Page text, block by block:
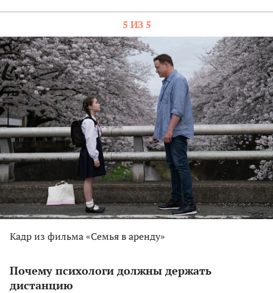
5 ИЗ 5
Кадр из фильма «Семья в аренду»
Почему психологи должны держать
дистанцию